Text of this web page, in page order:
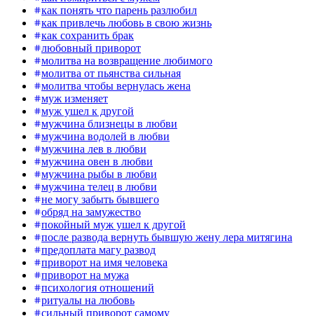
как понять что парень разлюбил
как привлечь любовь в свою жизнь
как сохранить брак
любовный приворот
молитва на возвращение любимого
молитва от пьянства сильная
молитва чтобы вернулась жена
муж изменяет
муж ушел к другой
мужчина близнецы в любви
мужчина водолей в любви
мужчина лев в любви
мужчина овен в любви
мужчина рыбы в любви
мужчина телец в любви
не могу забыть бывшего
обряд на замужество
покойный муж ушел к другой
после развода вернуть бывшую жену лера митягина
предоплата магу развод
приворот на имя человека
приворот на мужа
психология отношений
ритуалы на любовь
сильный приворот самому